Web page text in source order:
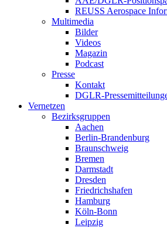
REUSS Aerospace
Multimedia
Bilder
Videos
Magazin
Podcast
Presse
Kontakt
DGLR-
Vernetzen
Bezirksgruppen
Aachen
Berlin-Brandenburg
Braunschweig
Bremen
Darmstadt
Dresden
Friedrichshafen
Hamburg
Köln-Bonn
Leipzig